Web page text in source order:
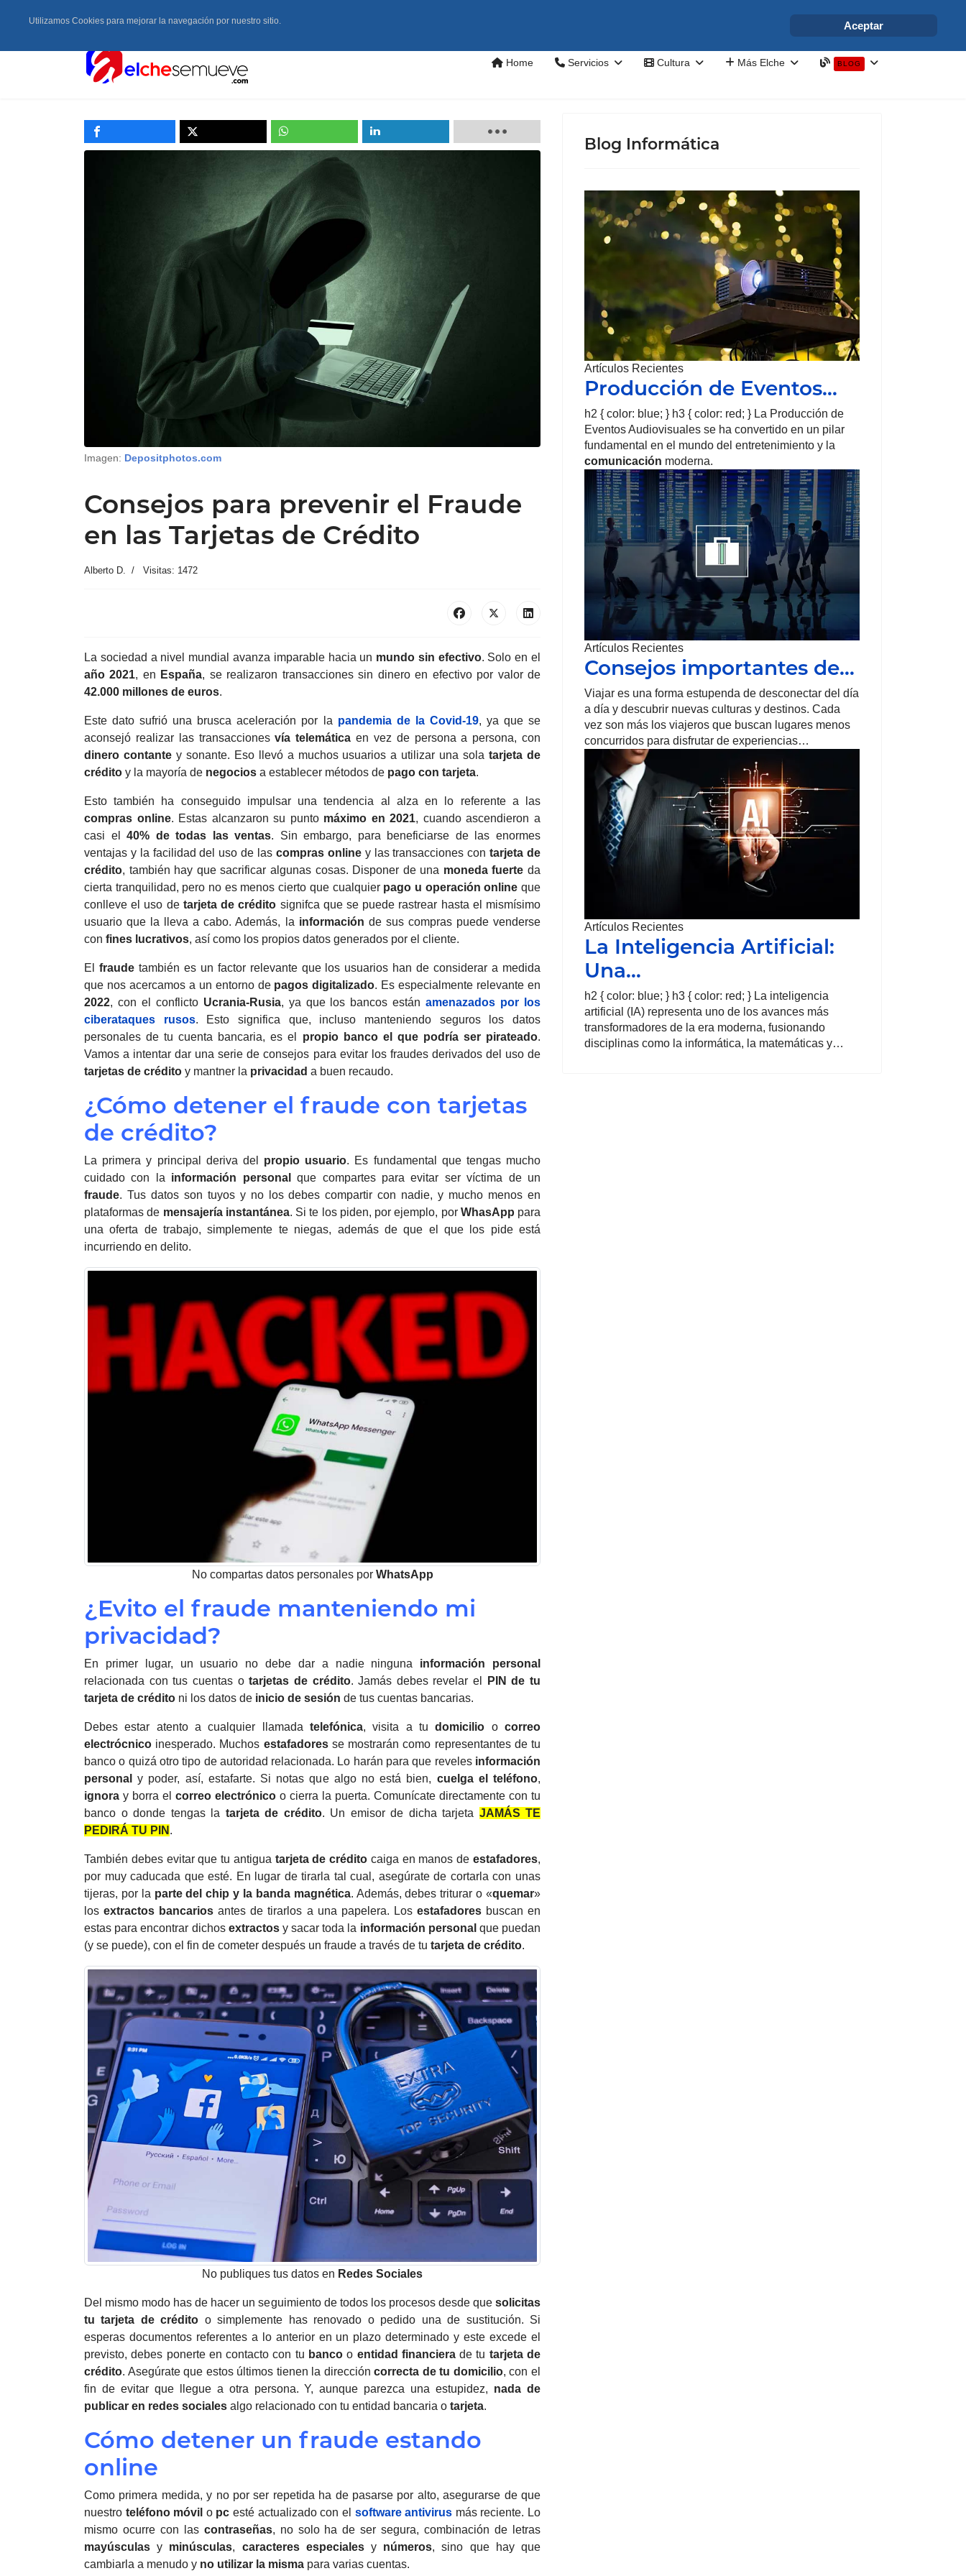
info@elchesemueve.com
Home Servicios Cultura Más Elche BLOG
Imagen: Depositphotos.com
Consejos para prevenir el Fraude
en las Tarjetas de Crédito
Alberto D. Visitas: 1472
La sociedad a nivel mundial avanza imparable hacia un mundo sin efectivo. Solo en el
año 2021, en España, se realizaron transacciones sin dinero en efectivo por valor de
42.000 millones de euros.
Este dato sufrió una brusca aceleración por la pandemia de la Covid-19, ya que se
aconsejó realizar las transaccionesvía telemática en vez de persona a persona, con
dinero contantey sonante. Eso llevó a muchos usuarios a utilizar una solatarjeta de
crédito y la mayoría de negocios a establecer métodos de pago con tarjeta.
Esto también ha conseguido impulsar una tendencia al alza en lo referente a las
compras online. Estas alcanzaron su punto máximo en 2021, cuando ascendieron a
casi el40% de todas las ventas. Sin embargo, para beneficiarse de las enormes
ventajas y la facilidad del uso de las compras onliney las transacciones contarjeta de
crédito, también hay que sacrificar algunas cosas. Disponer de una moneda fuerte da
cierta tranquilidad, pero no es menos cierto que cualquier pago u operación online que
conlleve el uso de tarjeta de crédito signifca que se puede rastrear hasta el mismísimo
usuario que la lleva a cabo. Además, la información de sus compras puede venderse
con fines lucrativos, así como los propios datos generados por el cliente.
El fraudetambién es un factor relevante que los usuarios han de considerar a medida
que nos acercamos a un entorno de pagos digitalizado. Es especialmente relevante en
2022, con el conflicto Ucrania-Rusia, ya que los bancos estánamenazados por los
ciberataques rusos. Esto significa que, incluso manteniendo seguros los datos
personales de tu cuenta bancaria, es el propio banco el que podría ser pirateado.
Vamos a intentar dar una serie de consejos para evitar los fraudes derivados del uso de
tarjetas de crédito y mantner la privacidad a buen recaudo.
¿Cómo detener el fraude con tarjetas
de crédito?
La primera y principal deriva del propio usuario. Es fundamental que tengas mucho
cuidado con la información personal
que compartes para evitar ser víctima de un
fraude. Tus datos son tuyos y no los debes compartir con nadie, y mucho menos en
plataformas de mensajería instantánea. Si te los piden, por ejemplo, por WhasApp para
una oferta de trabajo, simplemente te niegas, además de que el que los pide está
incurriendo en delito.
No compartas datos personales por WhatsApp
¿Evito el fraude manteniendo mi
privacidad?
En primer lugar, un usuario no debe dar a nadie ninguna información personal
relacionada con tus cuentas otarjetas de crédito. Jamás debes revelar el
PIN de tu
tarjeta de crédito ni los datos de inicio de sesión de tus cuentas bancarias.
Debes estar atento a cualquier llamada telefónica, visita a tudomicilio ocorreo
electrócnico inesperado. Muchos estafadoresse mostrarán como representantes de tu
banco o quizá otro tipo de autoridad relacionada. Lo harán para que reveles información
personal
y poder, así, estafarte. Si notas que algo no está bien, cuelga el teléfono,
ignora y borra el correo electrónico o cierra la puerta. Comunícate directamente con tu
banco o donde tengas la tarjeta de crédito. Un emisor de dicha tarjeta JAMÁS TE
PEDIRÁ TU PIN .
También debes evitar que tu antigua tarjeta de crédito caiga en manos deestafadores,
por muy caducada que esté. En lugar de tirarla tal cual, asegúrate de cortarla con unas
tijeras, por la parte del chip y la banda magnética. Además, debes triturar o «quemar»
losextractos bancarios antes de tirarlos a una papelera. Los estafadoresbuscan en
estas para encontrar dichos extractosy sacar toda la información personal que puedan
(y se puede), con el fin de cometer después un fraude a través de tu tarjeta de crédito.
No publiques tus datos en Redes Sociales
Del mismo modo has de hacer un seguimiento de todos los procesos desde que solicitas
tu tarjeta de crédito o simplemente has renovado o pedido una de sustitución. Si
esperas documentos referentes a lo anterior en un plazo determinado y este excede el
previsto, debes ponerte en contacto con tu banco o entidad financierade tu tarjeta de
crédito. Asegúrate que estos últimos tienen la direccióncorrecta de tu domicilio, con el
fin de evitar que llegue a otra persona. Y, aunque parezca una estupidez, nada de
publicar en redes sociales algo relacionado con tu entidad bancaria o tarjeta.
Cómo detener un fraude estando
online
Como primera medida, y no por ser repetida ha de pasarse por alto, asegurarse de que
nuestro teléfono móvil o pc esté actualizado con el software antivirus más reciente. Lo
mismo ocurre con las contraseñas, no solo ha de ser segura, combinación de letras
mayúsculas y minúsculas, caracteres especialesy números, sino que hay que
cambiarla a menudo y no utilizar la misma para varias cuentas.
Blog Informática
Artículos Recientes
Producción de Eventos…
h2 { color: blue; } h3 { color: red; } La Producción de
Eventos Audiovisuales se ha convertido en un pilar
fundamental en el mundo del entretenimiento y la
comunicación moderna.
Artículos Recientes
Consejos importantes de…
Viajar es una forma estupenda de desconectar del día
a día y descubrir nuevas culturas y destinos. Cada
vez son más los viajeros que buscan lugares menos
concurridos para disfrutar de experiencias…
Artículos Recientes
La Inteligencia Artificial:
Una…
h2 { color: blue; } h3 { color: red; } La inteligencia
artificial (IA) representa uno de los avances más
transformadores de la era moderna, fusionando
disciplinas como la informática, la matemáticas y…
Utilizamos Cookies para mejorar la navegación por nuestro sitio. Aceptar